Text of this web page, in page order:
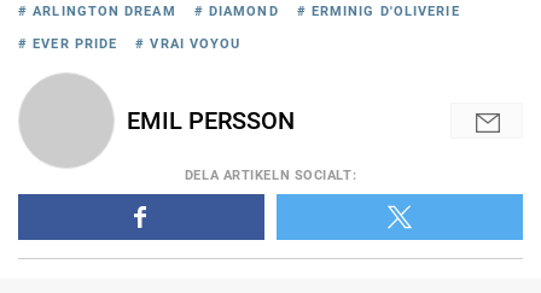
# ARLINGTON DREAM # DIAMOND # ERMINIG D'OLIVERIE
# EVER PRIDE # VRAI VOYOU
EMIL PERSSON
DELA ARTIKELN SOCIALT: